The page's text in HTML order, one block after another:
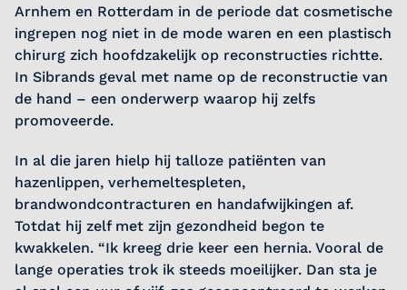
Arnhem en Rotterdam in de periode dat cosmetische
ingrepen nog niet in de mode waren en een plastisch
chirurg zich hoofdzakelijk op reconstructies richtte.
In Sibrands geval met name op de reconstructie van
de hand – een onderwerp waarop hij zelfs
promoveerde.
In al die jaren hielp hij talloze patiënten van
hazenlippen, verhemeltespleten,
brandwondcontracturen en handafwijkingen af.
Totdat hij zelf met zijn gezondheid begon te
kwakkelen. “Ik kreeg drie keer een hernia. Vooral de
lange operaties trok ik steeds moeilijker. Dan sta je